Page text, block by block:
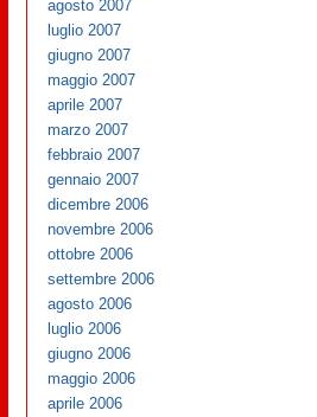
agosto 2007
luglio 2007
giugno 2007
maggio 2007
aprile 2007
marzo 2007
febbraio 2007
gennaio 2007
dicembre 2006
novembre 2006
ottobre 2006
settembre 2006
agosto 2006
luglio 2006
giugno 2006
maggio 2006
aprile 2006